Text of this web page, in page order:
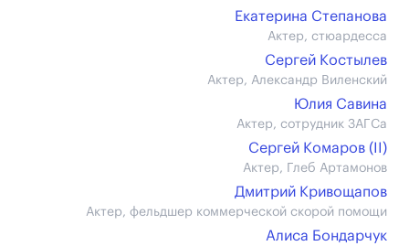
Екатерина Степанова
Актер, стюардесса
Сергей Костылев
Актер, Александр Виленский
Юлия Савина
Актер, сотрудник ЗАГСа
Сергей Комаров (II)
Актер, Глеб Артамонов
Дмитрий Кривощапов
Актер, фельдшер коммерческой скорой помощи
Алиса Бондарчук